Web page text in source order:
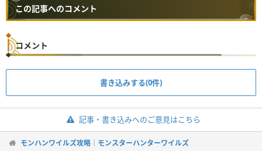
この記事へのコメント
コメント
書き込みする(0件)
記事・書き込みへのご意見はこちら
モンハンワイルズ攻略｜モンスターハンターワイルズ